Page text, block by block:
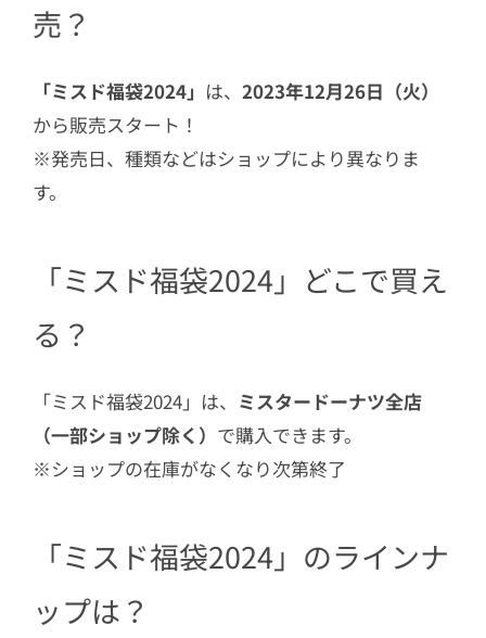
ミスド福箱 3,600円・ミスド福袋 2,
400円）
4.3 メモ帳（ミスド福箱 5,900円・ミス
ポーチ（ミスド福箱 5,900円・ミス
ド福箱 3,600円・ミスド福袋 2,400
円・ミスド福箱 3,600円）
4.6 スケジュールン（ミスド福箱 5,900
円・ミスド福箱 3,600円）
4.8 ドーナツ引換（ミスド福箱 5,900
円・ミスド福箱 3,600円・ミスド福
売？
「ミスド福袋2024」 は、 2023年12月26日（火）
から販売スタート！
※発売日、種類などはショップにより異なりま
す。
「ミスド福袋2024」どこで買え
る？
「ミスド福袋2024」は、 ミスタードーナツ全店
（一部ショップ除く） で購入できます。
※ショップの在庫がなくなり次第終了
「ミスド福袋2024」のラインナ
ップは？